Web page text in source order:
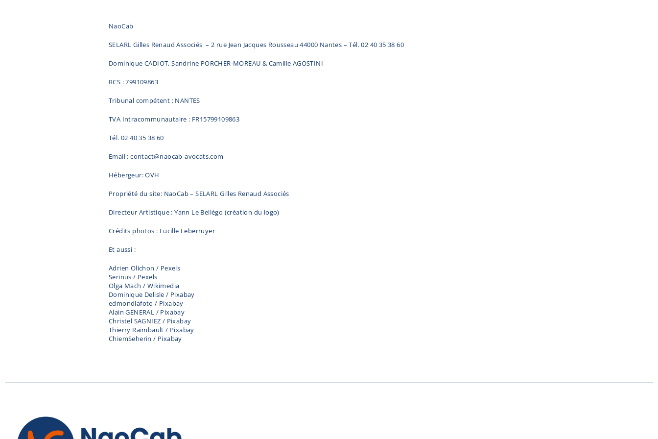
NaoCab
SELARL Gilles Renaud Associés – 2 rue Jean Jacques Rousseau 44000 Nantes – Tél. 02 40 35 38 60
Dominique CADIOT, Sandrine PORCHER-MOREAU & Camille AGOSTINI
RCS : 799109863
Tribunal compétent : NANTES
TVA Intracommunautaire : FR15799109863
Tél. 02 40 35 38 60
Email :contact@naocab-avocats.com
Hébergeur: OVH
Propriété du site: NaoCab – SELARL Gilles Renaud Associés
Directeur Artistique : Yann Le Bellégo (création du logo)
Crédits photos : Lucille Leberruyer
Et aussi :
Adrien Olichon / Pexels
Serinus / Pexels
Olga Mach / Wikimedia
Dominique Delisle / Pixabay
edmondlafoto / Pixabay
Alain GENERAL / Pixabay
Christel SAGNIEZ / Pixabay
Thierry Raimbault / Pixabay
ChiemSeherin / Pixabay